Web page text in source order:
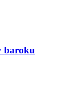
baroku